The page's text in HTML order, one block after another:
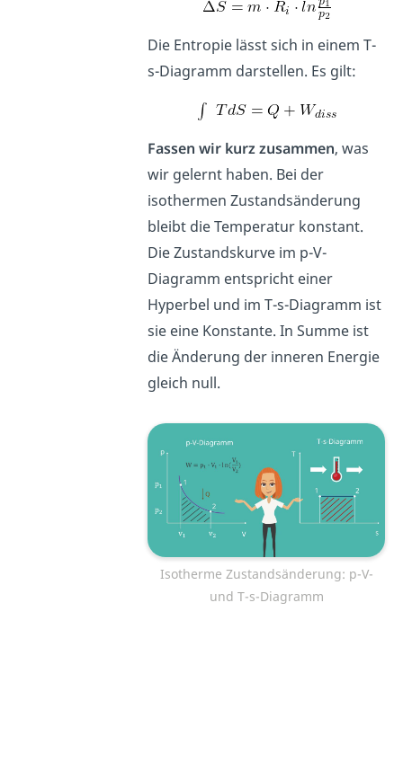
Die Entropie lässt sich in einem T-
s-Diagramm darstellen. Es gilt:
Fassen wir kurz zusammen, was
wir gelernt haben. Bei der
isothermen Zustandsänderung
bleibt die Temperatur konstant.
Die Zustandskurve im p-V-
Diagramm entspricht einer
Hyperbel und im T-s-Diagramm ist
sie eine Konstante. In Summe ist
die Änderung der inneren Energie
gleich null.
Isotherme Zustandsänderung: p-V-
und T-s-Diagramm